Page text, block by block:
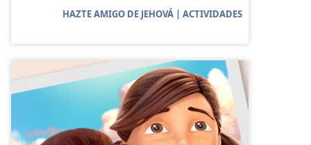
HAZTE AMIGO DE JEHOVÁ | ACTIVIDADES